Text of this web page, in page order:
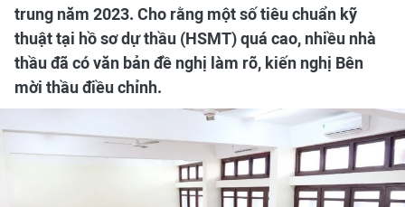
trung năm 2023. Cho rằng một số tiêu chuẩn kỹ
thuật tại hồ sơ dự thầu (HSMT) quá cao, nhiều nhà
thầu đã có văn bản đề nghị làm rõ, kiến nghị Bên
mời thầu điều chỉnh.